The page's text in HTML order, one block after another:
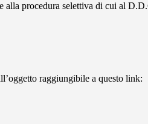
alla procedura selettiva di cui al
raggiungibile a questo link: